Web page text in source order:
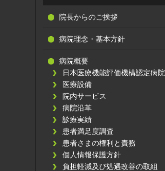
院長からのご挨拶
病院理念・基本方針
病院概要
日本医療機能評価機構認定病院
医療設備
院内サービス
病院沿革
診療実績
患者満足度調査
患者さまの権利と責務
個人情報保護方針
負担軽減及び処遇改善の取組